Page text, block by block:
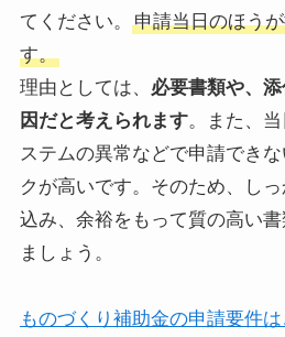
てください。
申請当日のほう
す。
理由としては、 必要書類や、
因だと考えられます。また、
ステムの異常などで申請でき
クが高いです。そのため、し
込み、余裕をもって質の高い
ましょう。
ものづくり補助金の申請要件は